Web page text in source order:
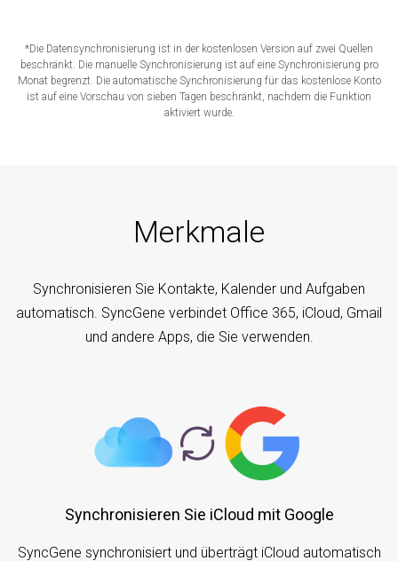
*Die Datensynchronisierung ist in der kostenlosen Version auf zwei Quellen
beschränkt. Die manuelle Synchronisierung ist auf eine Synchronisierung pro
Monat begrenzt. Die automatische Synchronisierung für das kostenlose Konto
ist auf eine Vorschau von sieben Tagen beschränkt, nachdem die Funktion
aktiviert wurde.
Merkmale
Synchronisieren Sie Kontakte, Kalender und Aufgaben
automatisch. SyncGene verbindet Office 365, iCloud, Gmail
und andere Apps, die Sie verwenden.
Synchronisieren Sie iCloud mit Google
SyncGene synchronisiert und überträgt iCloud automatisch